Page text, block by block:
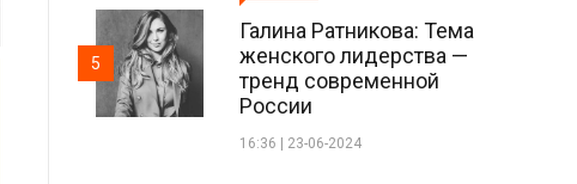
Галина Ратникова: Тема
женского лидерства —
тренд современной
России
16:36 | 23-06-2024
5